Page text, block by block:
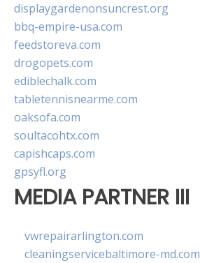
displaygardenonsuncrest.org
bbq-empire-usa.com
feedstoreva.com
drogopets.com
ediblechalk.com
tabletennisnearme.com
oaksofa.com
soultacohtx.com
capishcaps.com
gpsyfl.org
MEDIA PARTNER III
vwrepairarlington.com
cleaningservicebaltimore-md.com